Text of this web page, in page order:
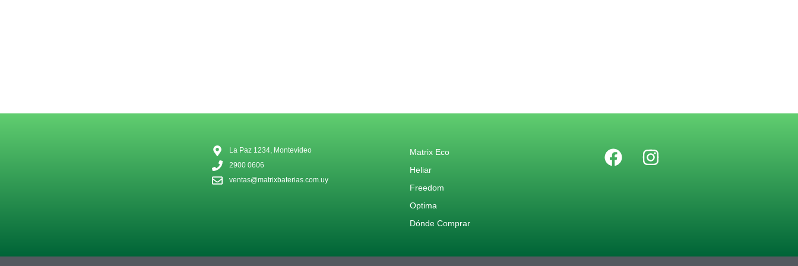
La Paz 1234, Montevideo
2900 0606
ventas@matrixbaterias.com.uy
Matrix Eco
Heliar
Freedom
Optima
Dónde Comprar